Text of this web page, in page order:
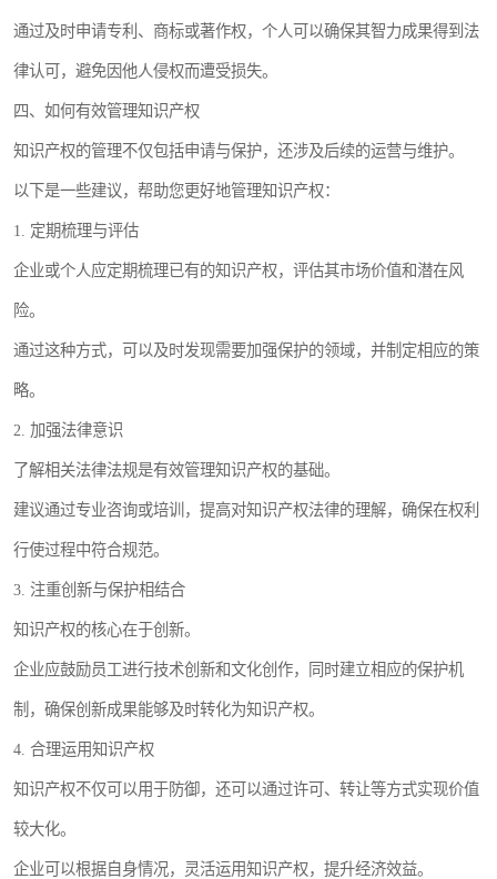
通过及时申请专利、商标或著作权，个人可以确保其智力成果得到法
律认可，避免因他人侵权而遭受损失。
四、如何有效管理知识产权
知识产权的管理不仅包括申请与保护，还涉及后续的运营与维护。
以下是一些建议，帮助您更好地管理知识产权：
1. 定期梳理与评估
企业或个人应定期梳理已有的知识产权，评估其市场价值和潜在风
险。
通过这种方式，可以及时发现需要加强保护的领域，并制定相应的策
略。
2. 加强法律意识
了解相关法律法规是有效管理知识产权的基础。
建议通过专业咨询或培训，提高对知识产权法律的理解，确保在权利
行使过程中符合规范。
3. 注重创新与保护相结合
知识产权的核心在于创新。
企业应鼓励员工进行技术创新和文化创作，同时建立相应的保护机
制，确保创新成果能够及时转化为知识产权。
4. 合理运用知识产权
知识产权不仅可以用于防御，还可以通过许可、转让等方式实现价值
较大化。
企业可以根据自身情况，灵活运用知识产权，提升经济效益。